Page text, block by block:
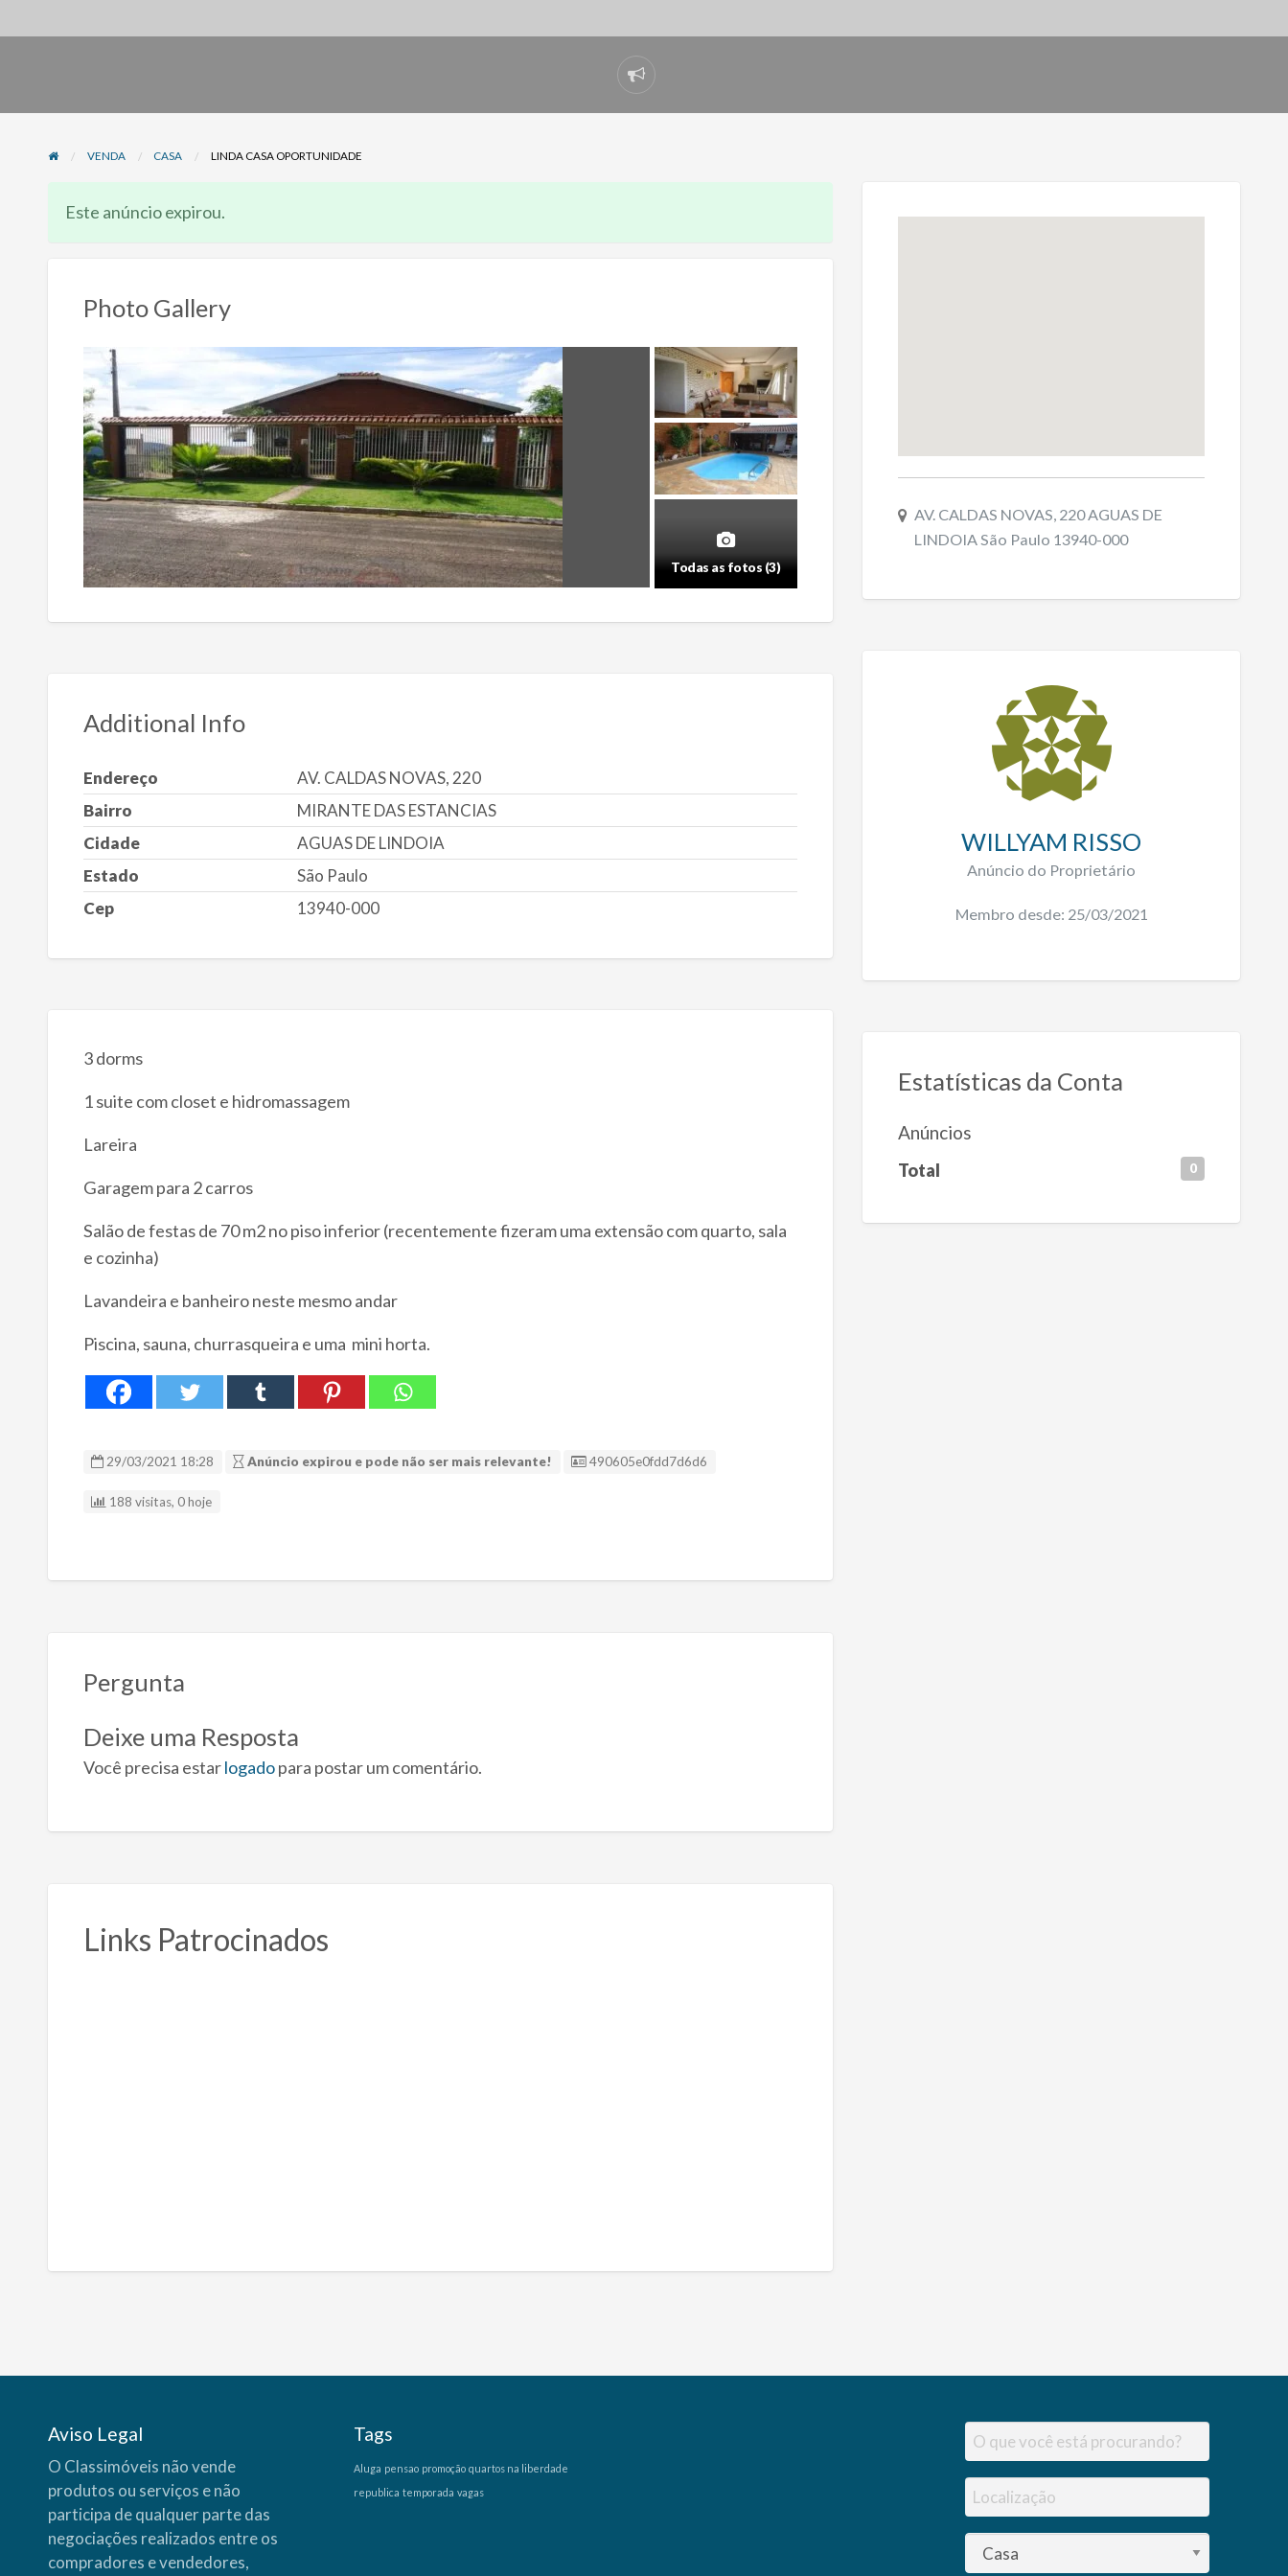
Denunciar
problema
VENDA CASA LINDA CASA OPORTUNIDADE
Este anúncio expirou.
Photo Gallery
Todas as fotos (3)
Additional Info
Endereço
AV. CALDAS NOVAS, 220
Bairro
MIRANTE DAS ESTANCIAS
Cidade
AGUAS DE LINDOIA
Estado
São Paulo
Cep
13940-000
3 dorms
1 suite com closet e hidromassagem
Lareira
Garagem para 2 carros
Salão de festas de 70 m2 no piso inferior (recentemente fizeram uma extensão com quarto, sala
e cozinha)
Lavandeira e banheiro neste mesmo andar
Piscina, sauna, churrasqueira e uma mini horta.
29/03/2021 18:28 Anúncio expirou e pode não ser mais relevante! ID Anúncio
490605e0fdd7d6d6
188 visitas, 0 hoje
Pergunta
Deixe uma Resposta
Você precisa estarlogadopara postar um comentário.
Links Patrocinados
AV. CALDAS NOVAS, 220 AGUAS DE
LINDOIA São Paulo 13940-000
WILLYAM RISSO
Anúncio do Proprietário
Membro desde: 25/03/2021
Estatísticas da Conta
Anúncios
Total 0
Aviso Legal
O Classimóveis não vende
produtos ou serviços e não
participa de qualquer parte das
negociações realizados entre os
compradores e vendedores,
Tags
Aluga pensao promoção quartos na liberdade
republica temporada vagas